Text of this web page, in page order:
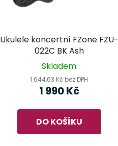
Ukulele koncertní FZone FZU-
022C BK Ash
Skladem
1 644,63 Kč bez DPH
1 990 Kč
DO KOŠÍKU